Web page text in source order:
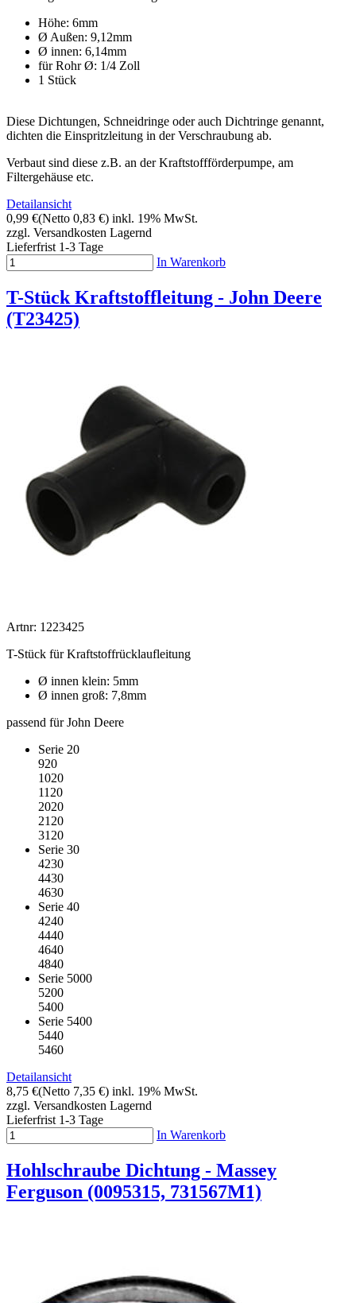
Höhe: 6mm
Ø Außen: 9,12mm
Ø innen: 6,14mm
für Rohr Ø: 1/4 Zoll
1 Stück
Diese Dichtungen, Schneidringe oder auch Dichtringe genannt,
dichten die Einspritzleitung in der Verschraubung ab.
Verbaut sind diese z.B. an der Kraftstoffförderpumpe, am
Filtergehäuse etc.
Detailansicht
0,99 €(Netto 0,83 €) inkl. 19% MwSt.
zzgl. Versandkosten Lagernd
Lieferfrist 1-3 Tage
In Warenkorb
T-Stück Kraftstoffleitung - John Deere
(T23425)
Artnr: 1223425
T-Stück für Kraftstoffrücklaufleitung
Ø innen klein: 5mm
Ø innen groß: 7,8mm
passend für John Deere
Serie 20
920
1020
1120
2020
2120
3120
Serie 30
4230
4430
4630
Serie 40
4240
4440
4640
4840
Serie 5000
5200
5400
Serie 5400
5440
5460
Detailansicht
8,75 €(Netto 7,35 €) inkl. 19% MwSt.
zzgl. Versandkosten Lagernd
Lieferfrist 1-3 Tage
In Warenkorb
Hohlschraube Dichtung - Massey
Ferguson (0095315, 731567M1)